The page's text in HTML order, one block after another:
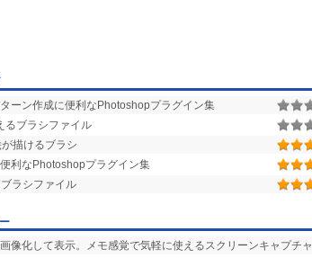
ーン作成に便利なPhotoshopプラグイン集
るブラシファイル
描けるブラシ
利なPhotoshopプラグイン集
ラシファイル
像化して表示。メモ感覚で気軽に使えるスクリーンキャプチャ